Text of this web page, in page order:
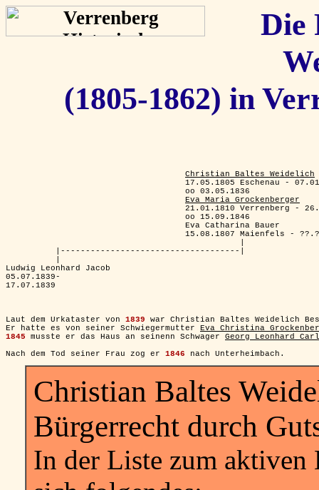
Die
(1805-1862) in
Christian Baltes Weidelich
17.05.1805 Eschenau -
                                    oo 03.05.1836
Eva Maria Grockenberger
21.01.1810 Verrenberg -
                                    oo 15.09.1846
                                    Eva Catharina Bauer
15.08.1807 Maienfels -
          |------------------------------------|
Ludwig Leonhard Jacob
05.07.1839-
17.07.1839
Laut dem Urkataster von 1839 war Christian Baltes Weidelich
Er hatte es von seiner Schwiegermutter Eva Christina
1845 musste er das Haus an seinenn Schwager Georg Leonhard
Nach dem Tod seiner Frau zog er 1846
Christian Baltes
Bürgerrecht durch
In der Liste zum